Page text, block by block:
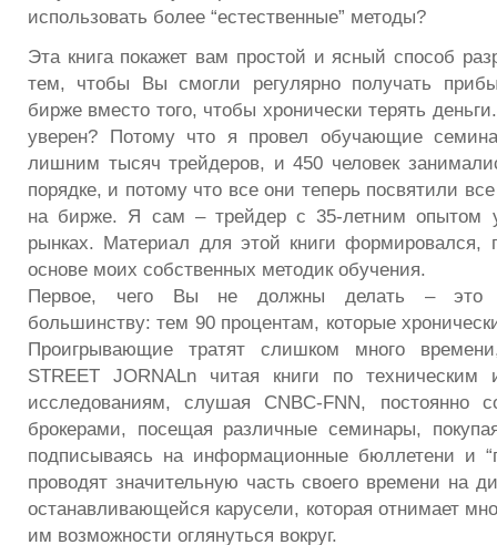
использовать более “естественные” методы?
Эта книга покажет вам простой и ясный способ
тем, чтобы Вы смогли регулярно получать
бирже вместо того, чтобы хронически терять
уверен? Потому что я провел обучающие
лишним тысяч трейдеров, и 450 человек
порядке, и потому что все они теперь посвятили
на бирже. Я сам – трейдер с 35-летним опытом
рынках. Материал для этой книги формировался,
основе моих собственных методик обучения.
Первое, чего Вы не должны делать – это
большинству: тем 90 процентам, которые
Проигрывающие тратят слишком много
STREET JORNALn читая книги по
исследованиям, слушая CNBC-FNN, постоянно
брокерами, посещая различные семинары,
подписываясь на информационные бюллетени и
проводят значительную часть своего времени на
останавливающейся карусели, которая отнимает
им возможности оглянуться вокруг.